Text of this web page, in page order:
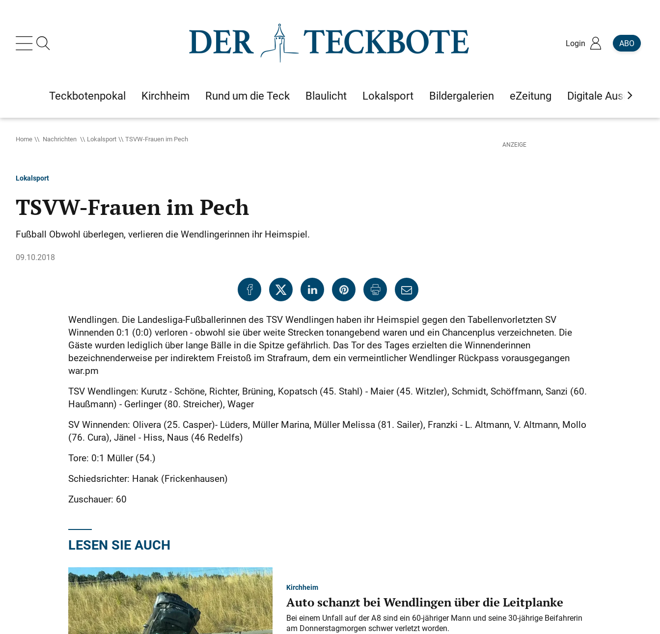
Login ABO
Teckbotenpokal Kirchheim Rund um die Teck Blaulicht Lokalsport Bildergalerien eZeitung Digitale Ausgaben
Home Nachrichten Lokalsport TSVW-Frauen im Pech
Lokalsport
TSVW-Frauen im Pech
Fußball Obwohl überlegen, verlieren die Wendlingerinnen ihr Heimspiel.
09.10.2018
Wendlingen. Die Landesliga-Fußballerinnen des TSV Wendlingen haben ihr Heimspiel gegen den Tabellenvorletzten SV
Winnenden 0:1 (0:0) verloren - obwohl sie über weite Strecken tonangebend waren und ein Chancenplus verzeichneten. Die
Gäste wurden lediglich über lange Bälle in die Spitze gefährlich. Das Tor des Tages erzielten die Winnenderinnen
bezeichnenderweise per indirektem Freistoß im Strafraum, dem ein vermeintlicher Wendlinger Rückpass vorausgegangen
war.pm
TSV Wendlingen: Kurutz - Schöne, Richter, Brüning, Kopatsch (45. Stahl) - Maier (45. Witzler), Schmidt, Schöffmann, Sanzi (60.
Haußmann) - Gerlinger (80. Streicher), Wager
SV Winnenden: Olivera (25. Casper)- Lüders, Müller Marina, Müller Melissa (81. Sailer), Franzki - L. Altmann, V. Altmann, Mollo
(76. Cura), Jänel - Hiss, Naus (46 Redelfs)
Tore: 0:1 Müller (54.)
Schiedsrichter: Hanak (Frickenhausen)
Zuschauer: 60
LESEN SIE AUCH
Kirchheim
Auto schanzt bei Wendlingen über die Leitplanke
Bei einem Unfall auf der A 8 sind ein 60-jähriger Mann und seine 30-jährige Beifahrerin
am Donnerstagmorgen schwer verletzt worden.